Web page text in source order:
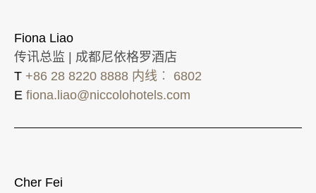
Fiona Liao
传讯总监 | 成都尼依格罗酒店
T +86 28 8220 8888 内线︰ 6802
E fiona.liao@niccolohotels.com
Cher Fei